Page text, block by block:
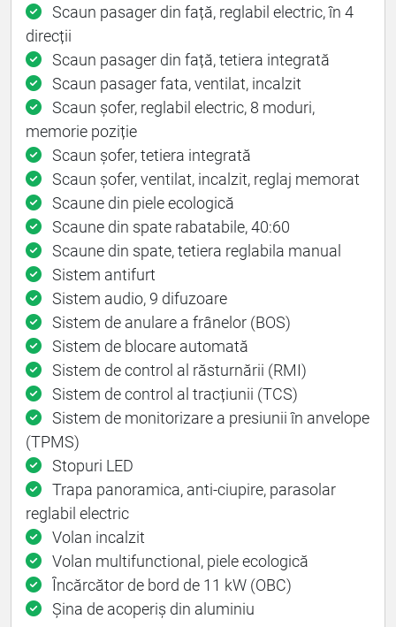
Scaun pasager din față, reglabil electric, în 4
direcții
Scaun pasager din față, tetiera integrată
Scaun pasager fata, ventilat, incalzit
Scaun șofer, reglabil electric, 8 moduri,
memorie poziție
Scaun șofer, tetiera integrată
Scaun șofer, ventilat, incalzit, reglaj memorat
Scaune din piele ecologică
Scaune din spate rabatabile, 40:60
Scaune din spate, tetiera reglabila manual
Sistem antifurt
Sistem audio, 9 difuzoare
Sistem de anulare a frânelor (BOS)
Sistem de blocare automată
Sistem de control al răsturnării (RMI)
Sistem de control al tracțiunii (TCS)
Sistem de monitorizare a presiunii în anvelope
(TPMS)
Stopuri LED
Trapa panoramica, anti-ciupire, parasolar
reglabil electric
Volan incalzit
Volan multifunctional, piele ecologică
Încărcător de bord de 11 kW (OBC)
Șina de acoperiș din aluminiu